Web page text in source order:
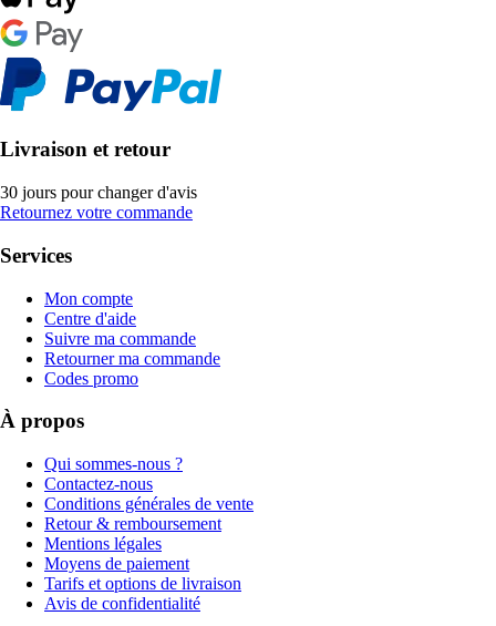
Livraison et retour
30 jours pour changer d'avis
Retournez votre commande
Services
Mon compte
Centre d'aide
Suivre ma commande
Retourner ma commande
Codes promo
À propos
Qui sommes-nous ?
Contactez-nous
Conditions générales de vente
Retour & remboursement
Mentions légales
Moyens de paiement
Tarifs et options de livraison
Avis de confidentialité